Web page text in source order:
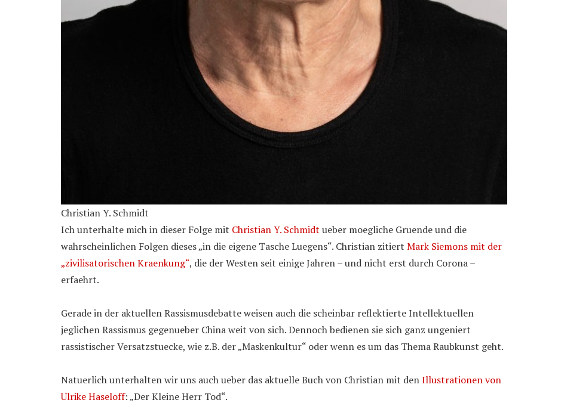
Christian Y. Schmidt
Ich unterhalte mich in dieser Folge mit Christian Y. Schmidt ueber moegliche Gruende und die
wahrscheinlichen Folgen dieses „in die eigene Tasche Luegens“. Christian zitiert Mark Siemons mit der
„zivilisatorischen Kraenkung“, die der Westen seit einige Jahren – und nicht erst durch Corona –
erfaehrt.
Gerade in der aktuellen Rassismusdebatte weisen auch die scheinbar reflektierte Intellektuellen
jeglichen Rassismus gegenueber China weit von sich. Dennoch bedienen sie sich ganz ungeniert
rassistischer Versatzstuecke, wie z.B. der „Maskenkultur“ oder wenn es um das Thema Raubkunst geht.
Natuerlich unterhalten wir uns auch ueber das aktuelle Buch von Christian mit denIllustrationen von
Ulrike Haseloff: „Der Kleine Herr Tod“.